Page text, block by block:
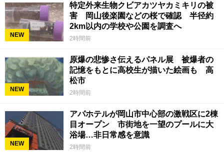
NEW
特定外来生物クビアカツヤカミキリの被
害 岡山後楽園などの桜で確認 半径約
2km以内の学校や公園を調査へ
2時間前
NEW
原爆の悲惨さ伝えるパネル展 被爆者の
記憶をもとに高校生が描いた絵画も 高
松市
2時間前
NEW
アパホテルが岡山市中心部の激戦区に2棟
目オープン 市街地を一望のプールに大
浴場…非日常感を意識
2時間前